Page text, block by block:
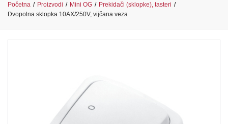
Početna Proizvodi Mini OG
Prekidači (sklopke), tasteri
Dvopolna sklopka 10AX/250V, vijčana veza